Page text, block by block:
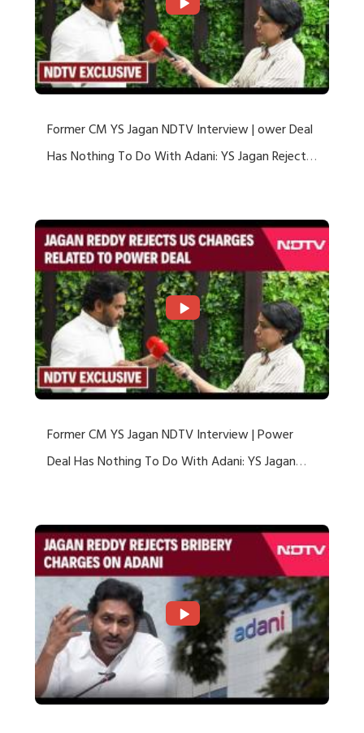
Former CM YS Jagan NDTV Interview | ower Deal
Has Nothing To Do With Adani: YS Jagan Rejects
Former CM YS Jagan NDTV Interview | Power
Deal Has Nothing To Do With Adani: YS Jagan